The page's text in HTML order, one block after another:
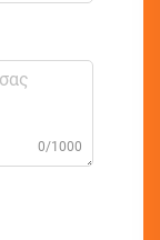
0/1000